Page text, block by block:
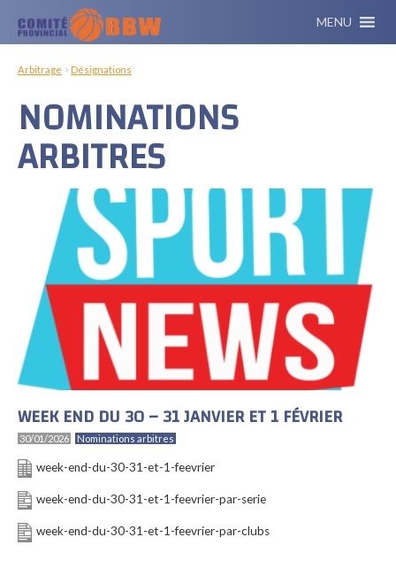
MENU
Arbitrage >Désignations
NOMINATIONS
ARBITRES
WEEK END DU 30 – 31 JANVIER ET 1 FÉVRIER
30/01/2026 Nominations arbitres
week-end-du-30-31-et-1-feevrier
week-end-du-30-31-et-1-feevrier-par-serie
week-end-du-30-31-et-1-feevrier-par-clubs